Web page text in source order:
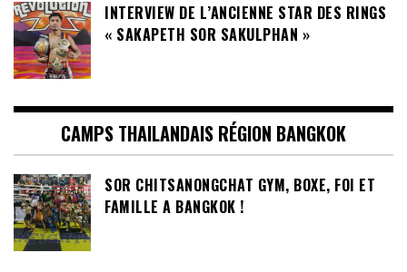
INTERVIEW DE L’ANCIENNE STAR DES RINGS
« SAKAPETH SOR SAKULPHAN »
CAMPS THAILANDAIS RÉGION BANGKOK
SOR CHITSANONGCHAT GYM, BOXE, FOI ET
FAMILLE A BANGKOK !